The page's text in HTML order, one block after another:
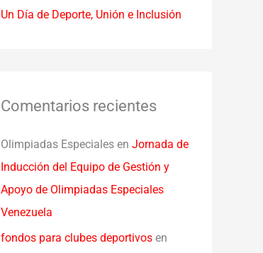
Un Día de Deporte, Unión e Inclusión
Comentarios recientes
Olimpiadas Especiales en Jornada de
Inducción del Equipo de Gestión y
Apoyo de Olimpiadas Especiales
Venezuela
fondos para clubes deportivos en